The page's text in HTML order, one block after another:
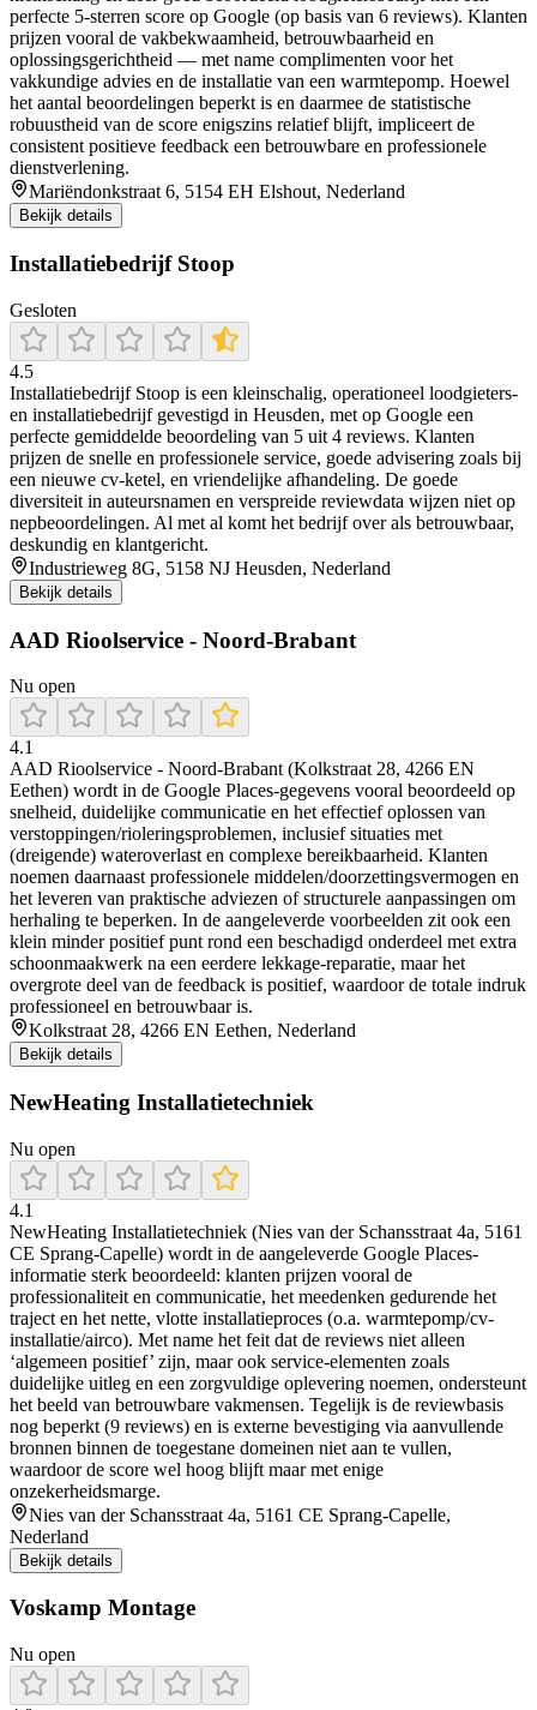
perfecte 5‑sterren score op Google (op basis van 6 reviews). Klanten
prijzen vooral de vakbekwaamheid, betrouwbaarheid en
oplossingsgerichtheid — met name complimenten voor het
vakkundige advies en de installatie van een warmtepomp. Hoewel
het aantal beoordelingen beperkt is en daarmee de statistische
robuustheid van de score enigszins relatief blijft, impliceert de
consistent positieve feedback een betrouwbare en professionele
dienstverlening.
Mariëndonkstraat 6, 5154 EH Elshout, Nederland
Bekijk details
Installatiebedrijf Stoop
Gesloten
4.5
Installatiebedrijf Stoop is een kleinschalig, operationeel loodgieters-
en installatiebedrijf gevestigd in Heusden, met op Google een
perfecte gemiddelde beoordeling van 5 uit 4 reviews. Klanten
prijzen de snelle en professionele service, goede advisering zoals bij
een nieuwe cv-ketel, en vriendelijke afhandeling. De goede
diversiteit in auteursnamen en verspreide reviewdata wijzen niet op
nepbeoordelingen. Al met al komt het bedrijf over als betrouwbaar,
deskundig en klantgericht.
Industrieweg 8G, 5158 NJ Heusden, Nederland
Bekijk details
AAD Rioolservice - Noord-Brabant
Nu open
4.1
AAD Rioolservice - Noord-Brabant (Kolkstraat 28, 4266 EN
Eethen) wordt in de Google Places-gegevens vooral beoordeeld op
snelheid, duidelijke communicatie en het effectief oplossen van
verstoppingen/rioleringsproblemen, inclusief situaties met
(dreigende) wateroverlast en complexe bereikbaarheid. Klanten
noemen daarnaast professionele middelen/doorzettingsvermogen en
het leveren van praktische adviezen of structurele aanpassingen om
herhaling te beperken. In de aangeleverde voorbeelden zit ook een
klein minder positief punt rond een beschadigd onderdeel met extra
schoonmaakwerk na een eerdere lekkage-reparatie, maar het
overgrote deel van de feedback is positief, waardoor de totale indruk
professioneel en betrouwbaar is.
Kolkstraat 28, 4266 EN Eethen, Nederland
Bekijk details
NewHeating Installatietechniek
Nu open
4.1
NewHeating Installatietechniek (Nies van der Schansstraat 4a, 5161
CE Sprang-Capelle) wordt in de aangeleverde Google Places-
informatie sterk beoordeeld: klanten prijzen vooral de
professionaliteit en communicatie, het meedenken gedurende het
traject en het nette, vlotte installatieproces (o.a. warmtepomp/cv-
installatie/airco). Met name het feit dat de reviews niet alleen
‘algemeen positief’ zijn, maar ook service-elementen zoals
duidelijke uitleg en een zorgvuldige oplevering noemen, ondersteunt
het beeld van betrouwbare vakmensen. Tegelijk is de reviewbasis
nog beperkt (9 reviews) en is externe bevestiging via aanvullende
bronnen binnen de toegestane domeinen niet aan te vullen,
waardoor de score wel hoog blijft maar met enige
onzekerheidsmarge.
Nies van der Schansstraat 4a, 5161 CE Sprang-Capelle,
Nederland
Bekijk details
Voskamp Montage
Nu open